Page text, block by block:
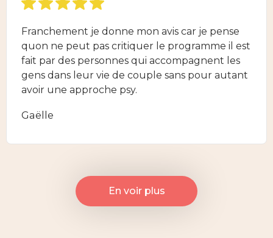
Franchement je donne mon avis car je pense
quon ne peut pas critiquer le programme il est
fait par des personnes qui accompagnent les
gens dans leur vie de couple sans pour autant
avoir une approche psy.
Gaëlle
En voir plus